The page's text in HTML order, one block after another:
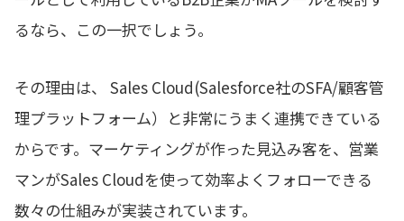
るなら、この一択でしょう。
その理由は、 Sales Cloud(Salesforce社のSFA/顧客管
理プラットフォーム）と非常にうまく連携できている
からです。マーケティングが作った見込み客を、営業
マンがSales Cloudを使って効率よくフォローできる
数々の仕組みが実装されています。